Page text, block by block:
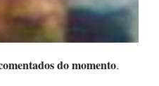
do momento.